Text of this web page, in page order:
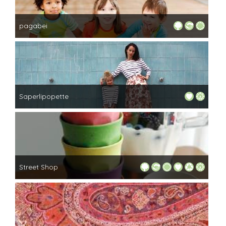
More...
pagabei
Das Wiener Label pagabei steht für schadstofffreie
Kleidung aus 100% Bio-Baumwolle für Kinder von 0–10
Jahren. Die Kollektion besteht aus Bodys, Unterwäsche,
T-Shirts,...
More...
Saperlipopette
"Zurück zu den Wurzeln" lautet das Motto von
SAPERLIPOPETTE. Im Mittelpunkt stehen weibliche
Kollektionen, die sowohl romantisch als auch burschikos
Street Shop
Der Shop ist eine großartige Kooperation dreier
einzigartiger Labels und die wunderbare Geschichte der
seit Jahren präsenten Onlineshops die nun 2015 vereint
offline...
More...